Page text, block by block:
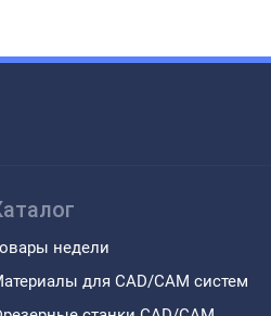
недели
для CAD/CAM систем